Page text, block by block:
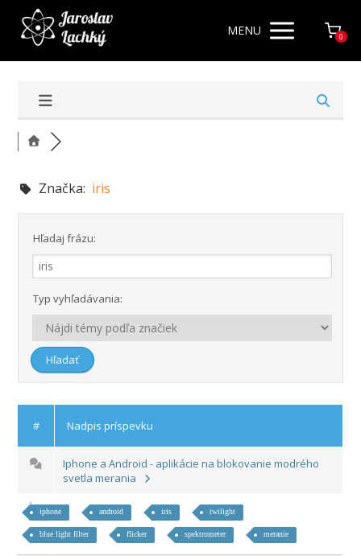
MENU 0
Značka: iris
Hľadaj frázu:
Typ vyhľadávania:
# Nadpis príspevku
Iphone a Android - aplikácie na blokovanie modrého
svetla merania
iphone android iris twilight
blue light filter flicker spektrometer meranie